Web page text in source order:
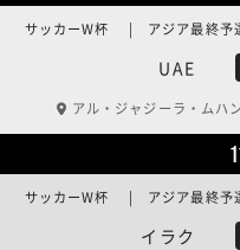
UAE
サッカーW杯 | アジア最終予
アル・ジャジーラ・ムハ
イラク
サッカーW杯 | アジア最終予